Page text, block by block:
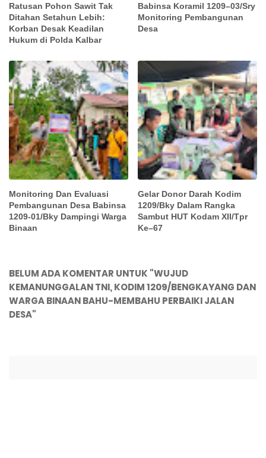
Ratusan Pohon Sawit Tak
Ditahan Setahun Lebih:
Korban Desak Keadilan
Hukum di Polda Kalbar
Babinsa Koramil 1209–03/Sry
Monitoring Pembangunan
Desa
Monitoring Dan Evaluasi
Pembangunan Desa Babinsa
1209-01/Bky Dampingi Warga
Binaan
Gelar Donor Darah Kodim
1209/Bky Dalam Rangka
Sambut HUT Kodam XII/Tpr
Ke–67
BELUM ADA KOMENTAR UNTUK "WUJUD
KEMANUNGGALAN TNI, KODIM 1209/BENGKAYANG DAN
WARGA BINAAN BAHU-MEMBAHU PERBAIKI JALAN
DESA"